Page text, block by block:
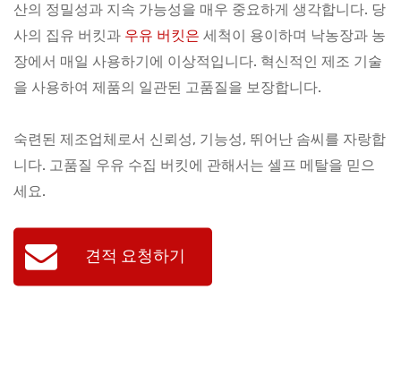
산의 정밀성과 지속 가능성을 매우 중요하게 생각합니다. 당
사의 집유 버킷과 우유 버킷은 세척이 용이하며 낙농장과 농
장에서 매일 사용하기에 이상적입니다. 혁신적인 제조 기술
을 사용하여 제품의 일관된 고품질을 보장합니다.
숙련된 제조업체로서 신뢰성, 기능성, 뛰어난 솜씨를 자랑합
니다. 고품질 우유 수집 버킷에 관해서는 셀프 메탈을 믿으
세요.
견적 요청하기